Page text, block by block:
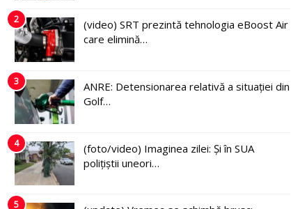
2
(video) SRT prezintă tehnologia eBoost Air
care elimină…
3
ANRE: Detensionarea relativă a situației din
Golf…
4
(foto/video) Imaginea zilei: Și în SUA
polițiștii uneori…
5